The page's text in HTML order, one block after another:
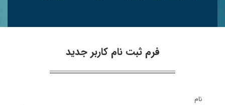
فرم ثبت نام کاربر جدید
نام